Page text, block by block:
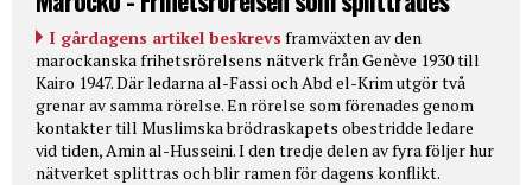
I gårdagens artikel beskrevs framväxten av den
marockanska frihetsrörelsens nätverk från Genève 1930 till
Kairo 1947. Där ledarna al-Fassi och Abd el-Krim utgör två
grenar av samma rörelse. En rörelse som förenades genom
kontakter till Muslimska brödraskapets obestridde ledare
vid tiden, Amin al-Husseini. I den tredje delen av fyra följer hur
nätverket splittras och blir ramen för dagens konflikt.